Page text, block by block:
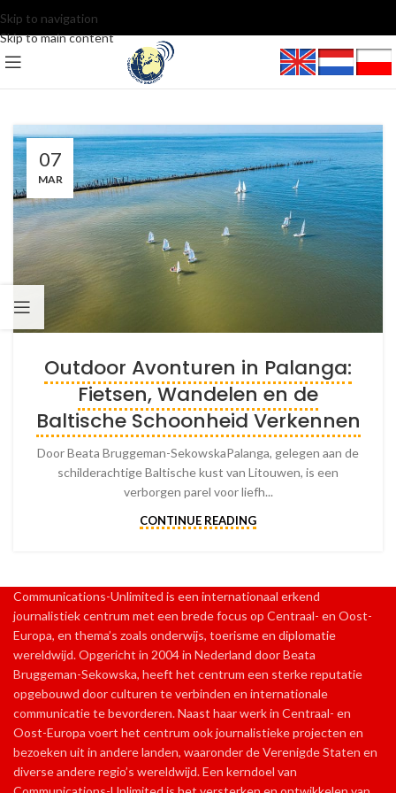
Skip to navigation
Skip to main content
07
MAR
Outdoor Avonturen in Palanga:
Fietsen, Wandelen en de
Baltische Schoonheid Verkennen
Door Beata Bruggeman-SekowskaPalanga, gelegen aan de
schilderachtige Baltische kust van Litouwen, is een
verborgen parel voor liefh...
CONTINUE READING
Communications-Unlimited is een internationaal erkend
journalistiek centrum met een brede focus op Centraal- en Oost-
Europa, en thema’s zoals onderwijs, toerisme en diplomatie
wereldwijd. Opgericht in 2004 in Nederland door Beata
Bruggeman-Sekowska, heeft het centrum een sterke reputatie
opgebouwd door culturen te verbinden en internationale
communicatie te bevorderen. Naast haar werk in Centraal- en
Oost-Europa voert het centrum ook journalistieke projecten en
bezoeken uit in andere landen, waaronder de Verenigde Staten en
diverse andere regio’s wereldwijd. Een kerndoel van